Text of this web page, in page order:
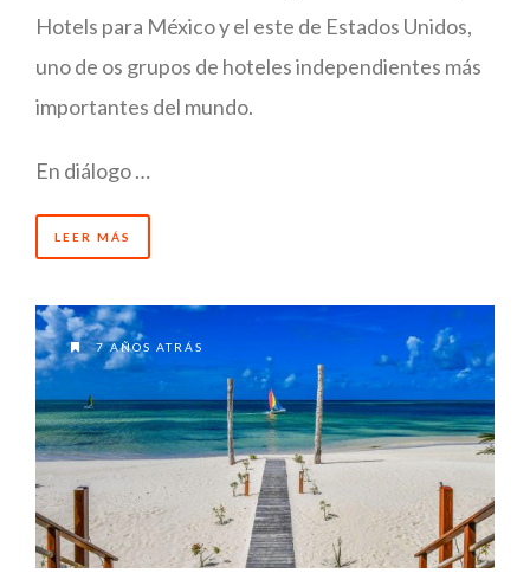
Hotels para México y el este de Estados Unidos,
uno de os grupos de hoteles independientes más
importantes del mundo.
En diálogo …
LEER MÁS
7 AÑOS ATRÁS